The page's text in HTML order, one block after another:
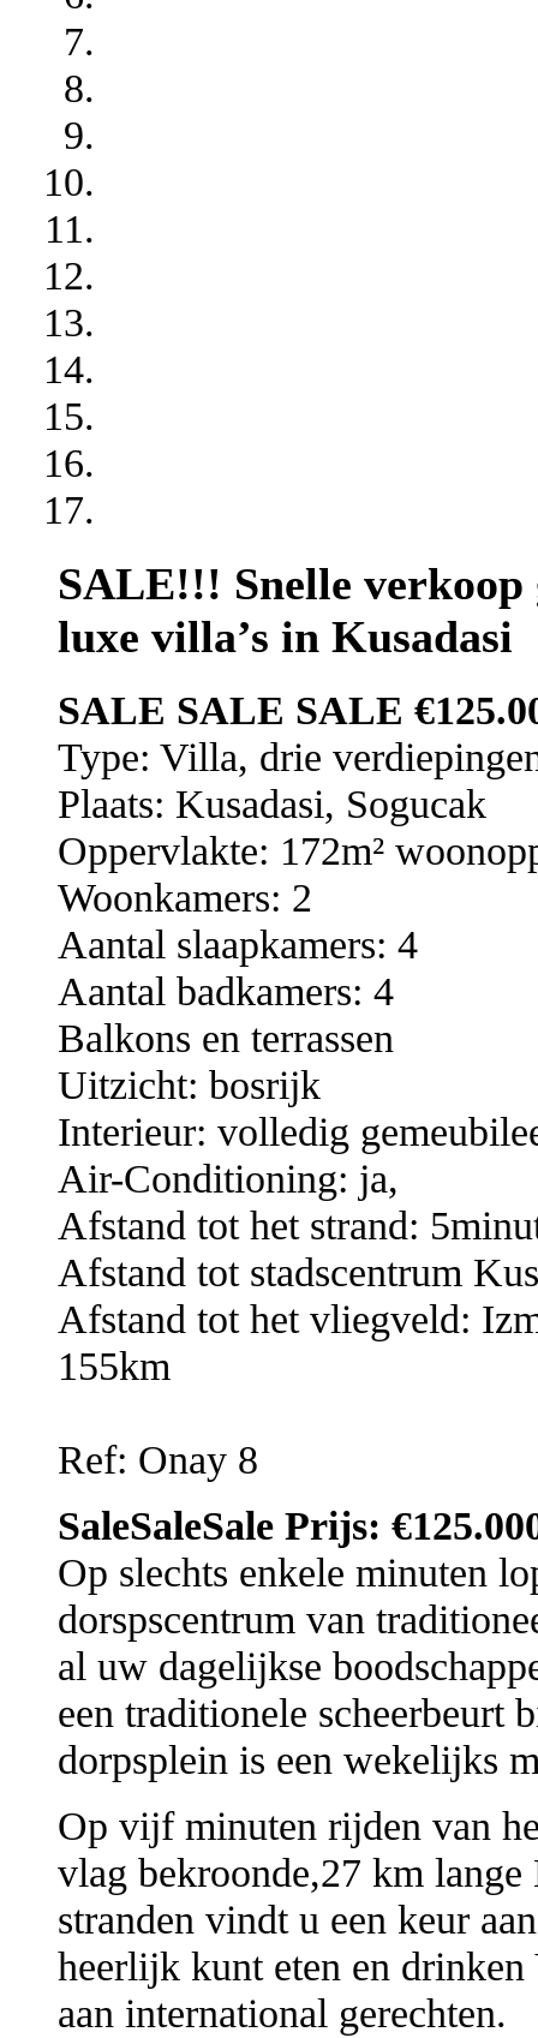
SALE!!! Snelle verkoop
luxe villa’s in Kusadasi
SALE SALE SALE
Type: Villa, drie
Plaats: Kusadasi, Sogucak
Oppervlakte: 172m²
Woonkamers: 2
Aantal slaapkamers: 4
Aantal badkamers: 4
Balkons en terrassen
Uitzicht: bosrijk
Interieur: volledig
Air-Conditioning: ja,
Afstand tot het strand:
Afstand tot stadscentrum
Afstand tot het vliegveld:
155km
Ref: Onay 8
SaleSaleSale Prijs:
Op slechts enkele minuten
dorspscentrum van
al uw dagelijkse
een traditionele scheerbeurt
dorpsplein is een wekelijks
Op vijf minuten rijden van
vlag bekroonde,27 km
stranden vindt u een keur
heerlijk kunt eten en drinken
aan international gerechten.